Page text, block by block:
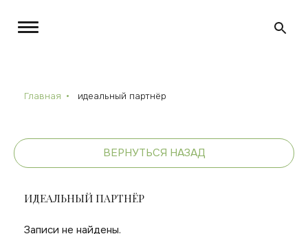
Главная идеальный партнёр
ВЕРНУТЬСЯ НАЗАД
ИДЕАЛЬНЫЙ ПАРТНЁР
Записи не найдены.